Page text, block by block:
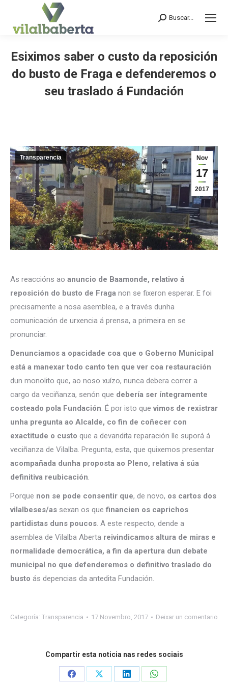
Search:
Buscar...
Esiximos saber o custo da reposición
do busto de Fraga e defenderemos o
seu traslado á Fundación
Nov
17
2017
Transparencia
As reaccións ao anuncio de Baamonde, relativo á
reposición do busto de Fraga non se fixeron esperar. E foi
precisamente a nosa asemblea, e a través dunha
comunicación de urxencia á prensa, a primeira en se
pronunciar.
Denunciamos a opacidade coa que o Goberno Municipal
está a manexar todo canto ten que ver coa restauración
dun monolito que, ao noso xuízo, nunca debera correr a
cargo da veciñanza, senón que debería ser íntegramente
costeado pola Fundación. É por isto que vimos de rexistrar
unha pregunta ao Alcalde, co fin de coñecer con
exactitude o custo que a devandita reparación lle suporá á
veciñanza de Vilalba. Pregunta, esta, que quixemos presentar
acompañada dunha proposta ao Pleno, relativa á súa
definitiva reubicación.
Porque non se pode consentir que, de novo, os cartos dos
vilalbeses/as sexan os que financien os caprichos
partidistas duns poucos. A este respecto, dende a
asemblea de Vilalba Aberta reivindicamos altura de miras e
normalidade democrática, a fin da apertura dun debate
municipal no que defenderemos o definitivo traslado do
busto ás depencias da antedita Fundación.
Categoría: Transparencia 17 Novembro, 2017 Deixar un comentario
Compartir esta noticia nas redes sociais
Share Share Share Share